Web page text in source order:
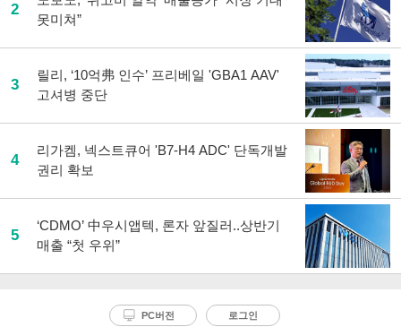
2
못미쳐”
3
릴리, ‘10억弗 인수’ 프리베일 'GBA1 AAV'
고셔병 중단
4
리가켐, 넥스트큐어 'B7-H4 ADC' 단독개발
권리 확보
5
‘CDMO’ 中우시앱텍, 론자 앞질러..상반기
매출 “첫 우위”
PC버전 로그인